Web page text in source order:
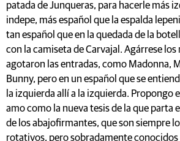
patada de Junqueras, para hacerle más
indepe, más español que la espalda
tan español que en la quedada de la
con la camiseta de Carvajal. Agárrese los
agotaron las entradas, como Madonna,
Bunny, pero en un español que se
la izquierda allí a la izquierda. Propongo
amo como la nueva tesis de la que parta
de los abajofirmantes, que son siempre
rotativos, pero sobradamente